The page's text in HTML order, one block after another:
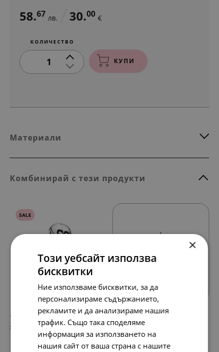
58.67 лв. 30.00 €
КОЛИЧЕСТВО
1 КУПИ
Материали
Комбинирай с тези продукти
SALE
138. 76. 28
71. 39. 00 €
×
Този уебсайт използва
бисквитки
Ние използваме бисквитки, за да
персонализираме съдържанието,
рекламите и да анализираме нашия
трафик. Също така споделяме
информация за използването на
нашия сайт от ваша страна с нашите